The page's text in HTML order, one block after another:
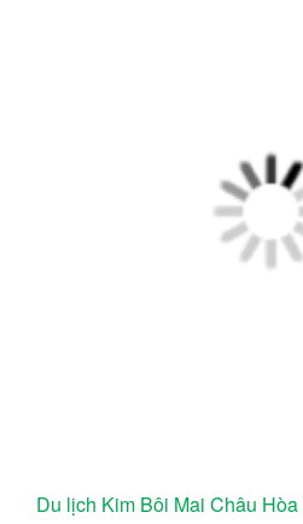
Du lịch Kim Bôi Mai Châu